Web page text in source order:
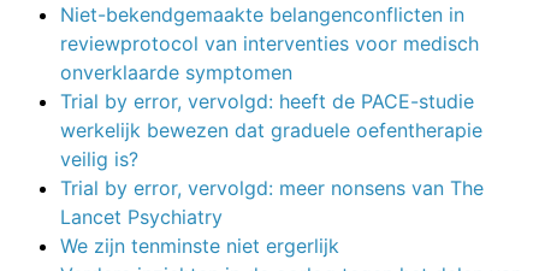
Niet-bekendgemaakte belangenconflicten in
reviewprotocol van interventies voor medisch
onverklaarde symptomen
Trial by error, vervolgd: heeft de PACE-studie
werkelijk bewezen dat graduele oefentherapie
veilig is?
Trial by error, vervolgd: meer nonsens van The
Lancet Psychiatry
We zijn tenminste niet ergerlijk